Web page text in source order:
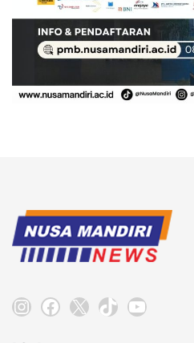
Instagram
Facebook
X TikTokYouTube